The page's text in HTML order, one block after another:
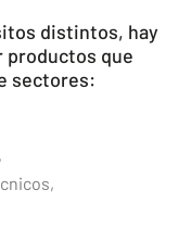
distintos, hay
productos que
sectores: